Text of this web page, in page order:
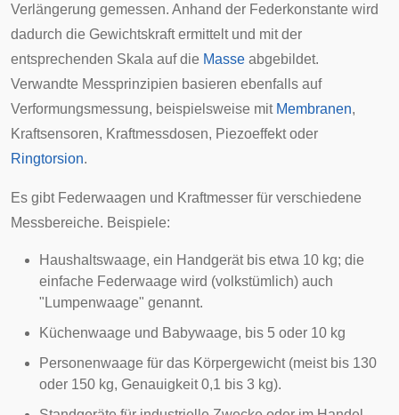
Verlängerung gemessen. Anhand der Federkonstante wird
dadurch die Gewichtskraft ermittelt und mit der
entsprechenden Skala auf die Masse abgebildet.
Verwandte Messprinzipien basieren ebenfalls auf
Verformungsmessung, beispielsweise mit Membranen,
Kraftsensoren, Kraftmessdosen, Piezoeffektoder
Ringtorsion.
Es gibt Federwaagen und Kraftmesser für verschiedene
Messbereiche. Beispiele:
Haushaltswaage, ein Handgerät bis etwa 10 kg; die
einfache Federwaage wird (volkstümlich) auch
"Lumpenwaage" genannt.
Küchenwaage und Babywaage, bis 5 oder 10 kg
Personenwaage für das Körpergewicht (meist bis 130
oder 150 kg, Genauigkeit 0,1 bis 3 kg).